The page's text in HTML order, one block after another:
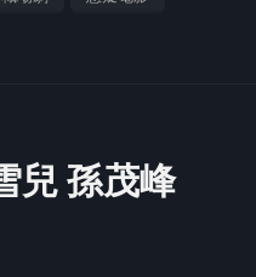
兒 孫茂峰